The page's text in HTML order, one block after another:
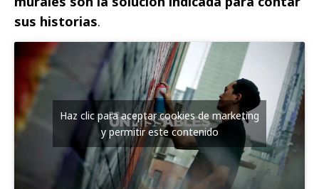
sus historias.
Haz clic para aceptar cookies de marketing
y permitir este contenido